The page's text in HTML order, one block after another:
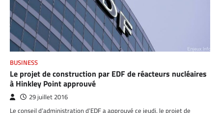
BUSINESS
Le projet de construction par EDF de réacteurs nucléaires
à Hinkley Point approuvé
29 juillet 2016
Le conseil d’administration d’EDF a approuvé ce jeudi, le projet de